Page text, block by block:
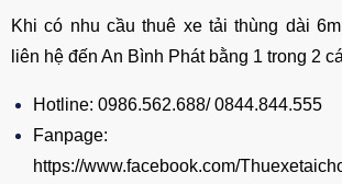
Khi có nhu cầu thuê xe tải thùng dài
liên hệ đến An Bình Phát bằng 1 trong 2
Hotline: 0986.562.688/ 0844.844.555
Fanpage:
https://www.facebook.com/